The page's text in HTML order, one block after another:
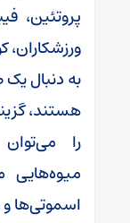
پروتئین،
ورزشکاران،
به دنبال یک
هستند،
را
میوه‌هایی
اسموتی‌ها